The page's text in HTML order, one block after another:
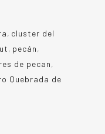
, cluster del
, pecán,
de pecan,
Quebrada de